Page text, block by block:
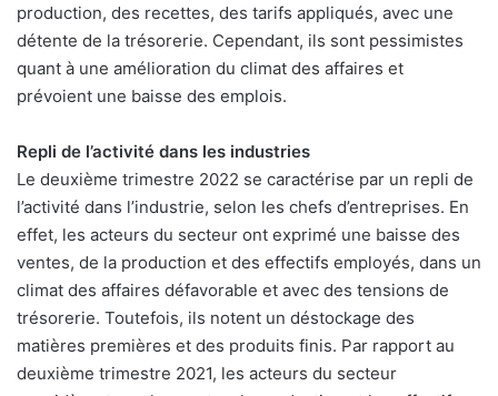
production, des recettes, des tarifs appliqués, avec une
détente de la trésorerie. Cependant, ils sont pessimistes
quant à une amélioration du climat des affaires et
prévoient une baisse des emplois.
Repli de l’activité dans les industries
Le deuxième trimestre 2022 se caractérise par un repli de
l’activité dans l’industrie, selon les chefs d’entreprises. En
effet, les acteurs du secteur ont exprimé une baisse des
ventes, de la production et des effectifs employés, dans un
climat des affaires défavorable et avec des tensions de
trésorerie. Toutefois, ils notent un déstockage des
matières premières et des produits finis. Par rapport au
deuxième trimestre 2021, les acteurs du secteur